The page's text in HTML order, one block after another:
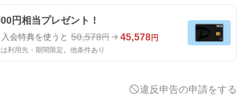
円相当プレゼント！
会特典を使うと 50,578円 45,578円
利用先・期間限定。他条件あり
違反申告の申請をする